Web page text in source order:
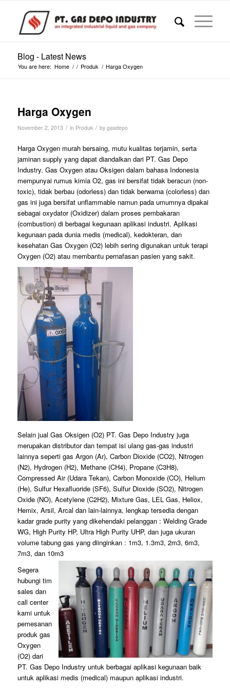
Blog - Latest News
You are here: Home / / Produk / Harga Oxygen
Harga Oxygen
November 2, 2013 / in Produk / by gasdepo
Harga Oxygen murah bersaing, mutu kualitas terjamin, serta
jaminan supply yang dapat diandalkan dari PT. Gas Depo
Industry. Gas Oxygen atau Oksigen dalam bahasa Indonesia
mempunyai rumus kimia O2, gas ini bersifat tidak beracun (non-
toxic), tidak berbau (odorless) dan tidak berwarna (colorless) dan
gas ini juga bersifat unflammable namun pada umumnya dipakai
sebagai oxydator (Oxidizer) dalam proses pembakaran
(combustion) di berbagai kegunaan aplikasi industri. Aplikasi
kegunaan pada dunia medis (medical), kedokteran, dan
kesehatan Gas Oxygen (O2) lebih sering digunakan untuk terapi
Oxygen (O2) atau membantu pernafasan pasien yang sakit.
Selain jual Gas Oksigen (O2) PT. Gas Depo Industry juga
merupakan distributor dan tempat isi ulang gas-gas industri
lainnya seperti gas Argon (Ar), Carbon Dioxide (CO2), Nitrogen
(N2), Hydrogen (H2), Methane (CH4), Propane (C3H8),
Compressed Air (Udara Tekan), Carbon Monoxide (CO), Helium
(He), Sulfur Hexafluoride (SF6), Sulfur Dioxide (SO2), Nitrogen
Oxide (NO), Acetylene (C2H2), Mixture Gas, LEL Gas, Heliox,
Hemix, Arsil, Arcal dan lain-lainnya, lengkap tersedia dengan
kadar grade purity yang dikehendaki pelanggan : Welding Grade
WG, High Purity HP, Ultra High Purity UHP, dan juga ukuran
volume tabung gas yang diinginkan : 1m3, 1.3m3, 2m3, 6m3,
7m3, dan 10m3
Segera
hubungi tim
sales dan
call center
kami untuk
pemesanan
produk gas
Oxygen
(O2) dari
PT. Gas Depo Industry untuk berbagai aplikasi kegunaan baik
untuk aplikasi medis (medical) maupun aplikasi industri.